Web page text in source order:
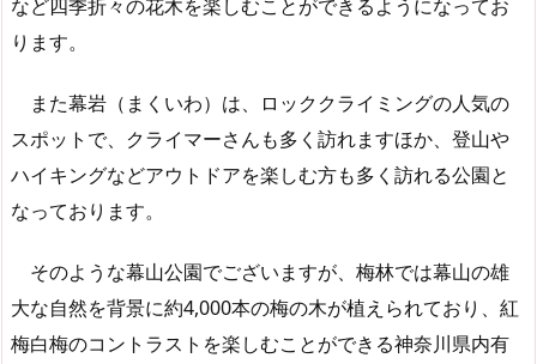
など四季折々の花木を楽しむことができるようになってお
ります。
また幕岩（まくいわ）は、ロッククライミングの人気の
スポットで、クライマーさんも多く訪れますほか、登山や
ハイキングなどアウトドアを楽しむ方も多く訪れる公園と
なっております。
そのような幕山公園でございますが、梅林では幕山の雄
大な自然を背景に約4,000本の梅の木が植えられており、紅
梅白梅のコントラストを楽しむことができる神奈川県内有